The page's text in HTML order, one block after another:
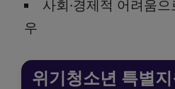
사회·경제적 어려움
우
위기청소년 특별